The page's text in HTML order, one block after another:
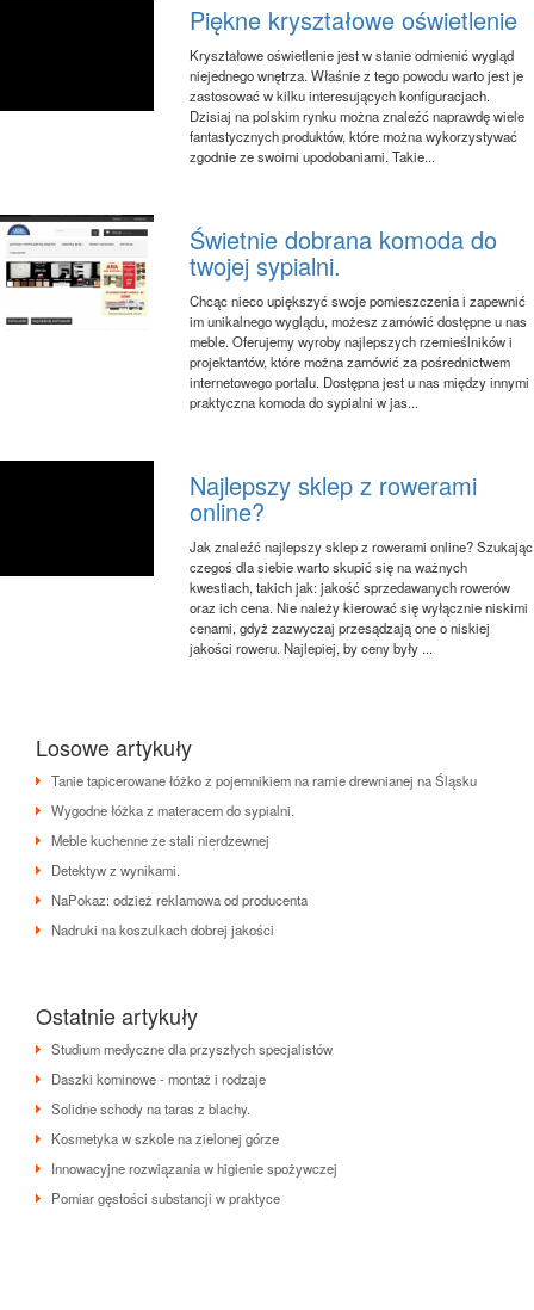
Piękne kryształowe oświetlenie
Kryształowe oświetlenie jest w stanie odmienić wygląd
niejednego wnętrza. Właśnie z tego powodu warto jest je
zastosować w kilku interesujących konfiguracjach.
Dzisiaj na polskim rynku można znaleźć naprawdę wiele
fantastycznych produktów, które można wykorzystywać
zgodnie ze swoimi upodobaniami. Takie...
Świetnie dobrana komoda do
twojej sypialni.
Chcąc nieco upiększyć swoje pomieszczenia i zapewnić
im unikalnego wyglądu, możesz zamówić dostępne u nas
meble. Oferujemy wyroby najlepszych rzemieślników i
projektantów, które można zamówić za pośrednictwem
internetowego portalu. Dostępna jest u nas między innymi
praktyczna komoda do sypialni w jas...
Najlepszy sklep z rowerami
online?
Jak znaleźć najlepszy sklep z rowerami online? Szukając
czegoś dla siebie warto skupić się na ważnych
kwestiach, takich jak: jakość sprzedawanych rowerów
oraz ich cena. Nie należy kierować się wyłącznie niskimi
cenami, gdyż zazwyczaj przesądzają one o niskiej
jakości roweru. Najlepiej, by ceny były ...
Losowe artykuły
Tanie tapicerowane łóżko z pojemnikiem na ramie drewnianej na Śląsku
Wygodne łóżka z materacem do sypialni.
Meble kuchenne ze stali nierdzewnej
Detektyw z wynikami.
NaPokaz: odzież reklamowa od producenta
Nadruki na koszulkach dobrej jakości
Ostatnie artykuły
Studium medyczne dla przyszłych specjalistów
Daszki kominowe - montaż i rodzaje
Solidne schody na taras z blachy.
Kosmetyka w szkole na zielonej górze
Innowacyjne rozwiązania w higienie spożywczej
Pomiar gęstości substancji w praktyce